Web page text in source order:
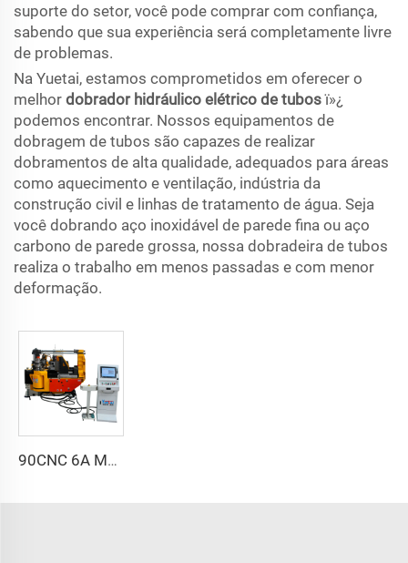
suporte do setor, você pode comprar com confiança,
sabendo que sua experiência será completamente livre
de problemas.
Na Yuetai, estamos comprometidos em oferecer o
melhor dobrador hidráulico elétrico de tubosï»¿
podemos encontrar. Nossos equipamentos de
dobragem de tubos são capazes de realizar
dobramentos de alta qualidade, adequados para áreas
como aquecimento e ventilação, indústria da
construção civil e linhas de tratamento de água. Seja
você dobrando aço inoxidável de parede fina ou aço
carbono de parede grossa, nossa dobradeira de tubos
realiza o trabalho em menos passadas e com menor
deformação.
90CNC 6A MS Máquina de Curvar Tubos CNC Ferro Tubulação Quadrada com Motor para Alumínio e Aço Inoxidável Tubos de Cobre